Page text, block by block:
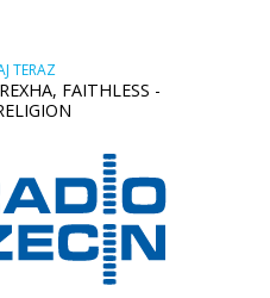
TERAZ
FAITHLESS -